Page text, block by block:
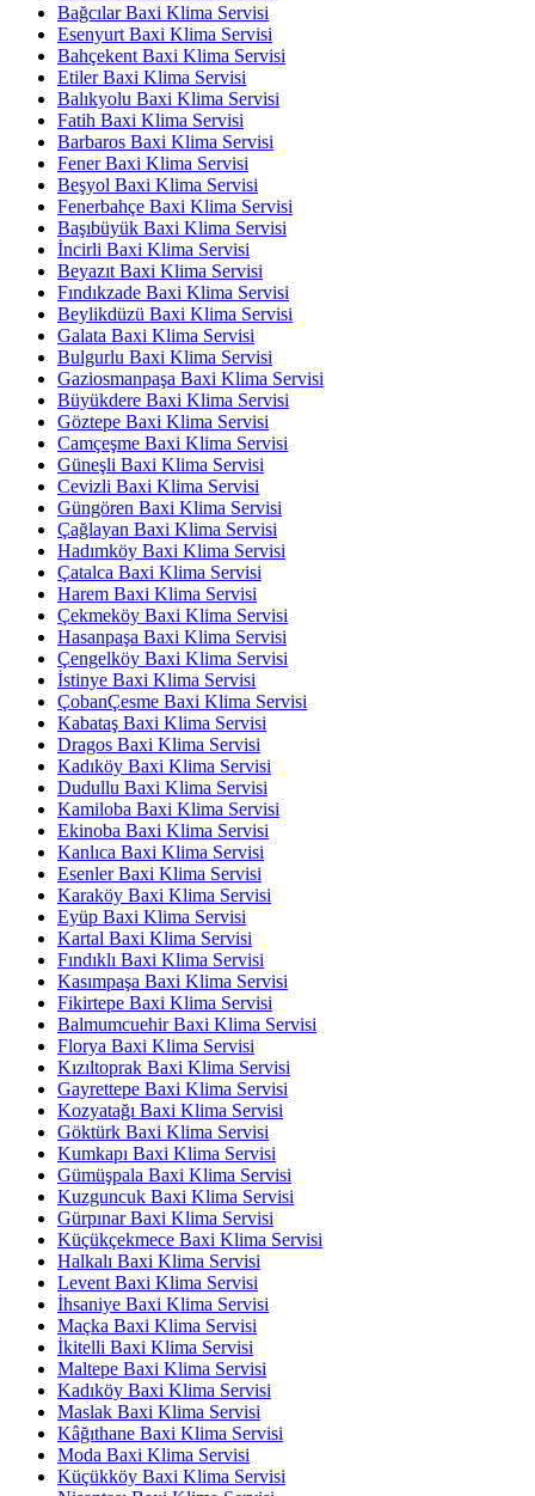
Bağcılar Baxi Klima Servisi
Esenyurt Baxi Klima Servisi
Bahçekent Baxi Klima Servisi
Etiler Baxi Klima Servisi
Balıkyolu Baxi Klima Servisi
Fatih Baxi Klima Servisi
Barbaros Baxi Klima Servisi
Fener Baxi Klima Servisi
Beşyol Baxi Klima Servisi
Fenerbahçe Baxi Klima Servisi
Başıbüyük Baxi Klima Servisi
İncirli Baxi Klima Servisi
Beyazıt Baxi Klima Servisi
Fındıkzade Baxi Klima Servisi
Beylikdüzü Baxi Klima Servisi
Galata Baxi Klima Servisi
Bulgurlu Baxi Klima Servisi
Gaziosmanpaşa Baxi Klima Servisi
Büyükdere Baxi Klima Servisi
Göztepe Baxi Klima Servisi
Camçeşme Baxi Klima Servisi
Güneşli Baxi Klima Servisi
Cevizli Baxi Klima Servisi
Güngören Baxi Klima Servisi
Çağlayan Baxi Klima Servisi
Hadımköy Baxi Klima Servisi
Çatalca Baxi Klima Servisi
Harem Baxi Klima Servisi
Çekmeköy Baxi Klima Servisi
Hasanpaşa Baxi Klima Servisi
Çengelköy Baxi Klima Servisi
İstinye Baxi Klima Servisi
ÇobanÇesme Baxi Klima Servisi
Kabataş Baxi Klima Servisi
Dragos Baxi Klima Servisi
Kadıköy Baxi Klima Servisi
Dudullu Baxi Klima Servisi
Kamiloba Baxi Klima Servisi
Ekinoba Baxi Klima Servisi
Kanlıca Baxi Klima Servisi
Esenler Baxi Klima Servisi
Karaköy Baxi Klima Servisi
Eyüp Baxi Klima Servisi
Kartal Baxi Klima Servisi
Fındıklı Baxi Klima Servisi
Kasımpaşa Baxi Klima Servisi
Fikirtepe Baxi Klima Servisi
Balmumcuehir Baxi Klima Servisi
Florya Baxi Klima Servisi
Kızıltoprak Baxi Klima Servisi
Gayrettepe Baxi Klima Servisi
Kozyatağı Baxi Klima Servisi
Göktürk Baxi Klima Servisi
Kumkapı Baxi Klima Servisi
Gümüşpala Baxi Klima Servisi
Kuzguncuk Baxi Klima Servisi
Gürpınar Baxi Klima Servisi
Küçükçekmece Baxi Klima Servisi
Halkalı Baxi Klima Servisi
Levent Baxi Klima Servisi
İhsaniye Baxi Klima Servisi
Maçka Baxi Klima Servisi
İkitelli Baxi Klima Servisi
Maltepe Baxi Klima Servisi
Kadıköy Baxi Klima Servisi
Maslak Baxi Klima Servisi
Kâğıthane Baxi Klima Servisi
Moda Baxi Klima Servisi
Küçükköy Baxi Klima Servisi